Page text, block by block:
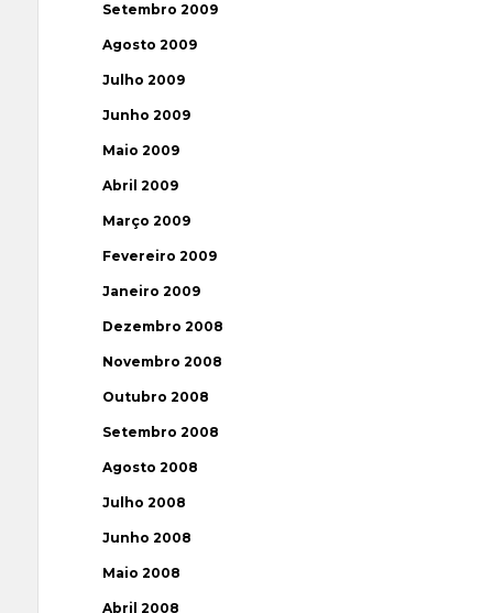
Setembro 2009
Agosto 2009
Julho 2009
Junho 2009
Maio 2009
Abril 2009
Março 2009
Fevereiro 2009
Janeiro 2009
Dezembro 2008
Novembro 2008
Outubro 2008
Setembro 2008
Agosto 2008
Julho 2008
Junho 2008
Maio 2008
Abril 2008